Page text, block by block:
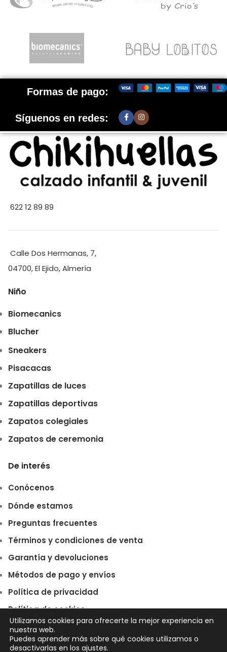
Formas de pago:
Síguenos en redes:
622 12 89 89
Calle Dos Hermanas, 7,
04700, El Ejido, Almería
Niño
Biomecanics
Blucher
Sneakers
Pisacacas
Zapatillas de luces
Zapatillas deportivas
Zapatos colegiales
Zapatos de ceremonia
De interés
Conócenos
Dónde estamos
Preguntas frecuentes
Términos y condiciones de venta
Garantía y devoluciones
Métodos de pago y envíos
Política de privacidad
Política de cookies
Utilizamos cookies para ofrecerte la mejor experiencia en
nuestra web.
Puedes aprender más sobre qué cookies utilizamos o
desactivarlas en los ajustes.